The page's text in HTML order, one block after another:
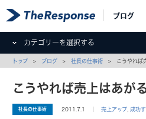
ブログ
カテゴリーを選択する
トップ > ブログ >社長の仕事術 > こうやれば
こうやれば売上はあが
社長の仕事術 2011.7.1 ｜売上アップ 成功